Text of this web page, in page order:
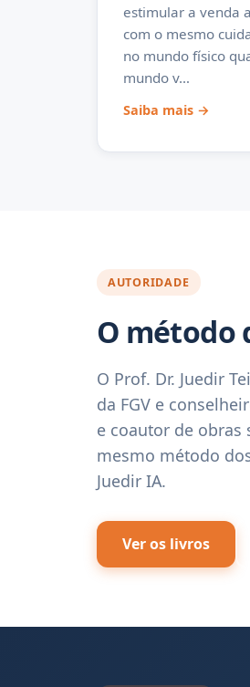
estimular a venda
com o mesmo
no mundo físico
mundo v…
Saiba mais →
AUTORIDADE
O método
O Prof. Dr. Juedir
da FGV e
e coautor de obras
mesmo método
Juedir IA.
Ver os livros